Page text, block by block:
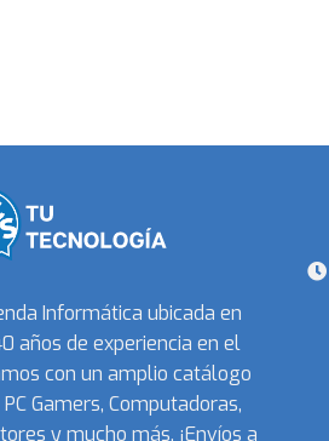
Informática ubicada en
años de experiencia en el
con un amplio catálogo
Gamers, Computadoras,
y mucho más. ¡Envíos a